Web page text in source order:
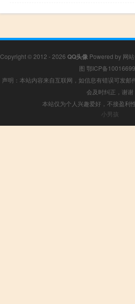
Copyright © 2012 - 2026 QQ头像 Powered by 网
图 鄂ICP备
声明：本站内容来自互联网，如信息有错误可发
会及时纠正，谢谢
本站仅为个人兴趣爱好，不接盈利
小男孩